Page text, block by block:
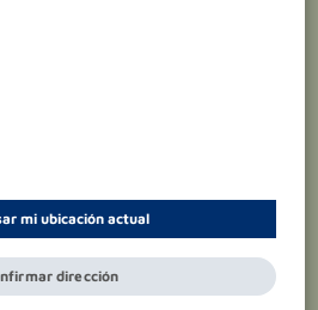
mi ubicación actual
dirección